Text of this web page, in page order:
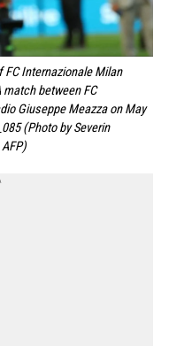
FC Internazionale Milan
between FC
Giuseppe Meazza on May
(Photo by Severin